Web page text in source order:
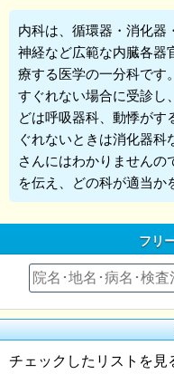
内科は、循環器・消化器
神経など広範な内臓各器
療する医学の一分科です
すぐれない場合に受診し
どは呼吸器科、動悸が
ぐれないときは消化器
さんにはわかりません
を伝え、どの科が適当か
フリ
チェックしたリストを見